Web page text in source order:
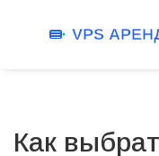
Как